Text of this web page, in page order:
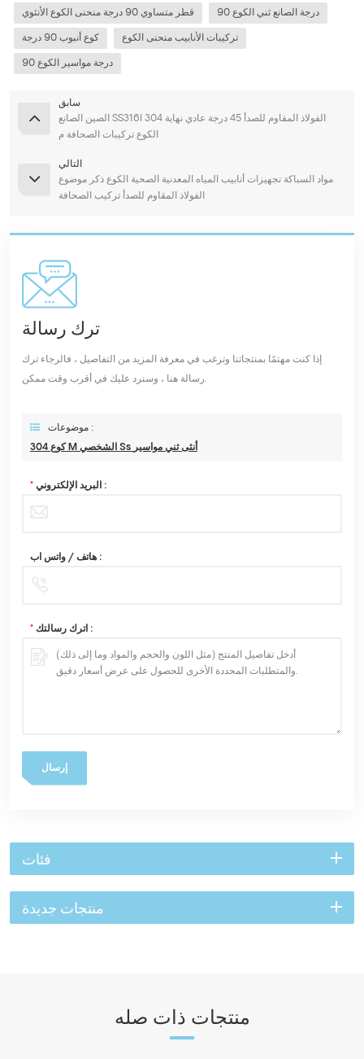
قطر متساوي 90 درجة منحنى الكوع الأنثوي 90 درجة الصانع ثني الكوع
كوع أنبوب 90 درجة تركيبات الأنابيب منحنى الكوع
90 درجة مواسير الكوع
سابق
الصين الصانع SS316l 304 الفولاذ المقاوم للصدأ 45 درجة عادي نهاية
الكوع تركيبات الصحافة م
التالي
مواد السباكة تجهيزات أنابيب المياه المعدنية الصحية الكوع ذكر موضوع
الفولاذ المقاوم للصدأ تركيب الصحافة
ترك رسالة
إذا كنت مهتمًا بمنتجاتنا وترغب في معرفة المزيد من التفاصيل ، فالرجاء ترك
رسالة هنا ، وسنرد عليك في أقرب وقت ممكن.
موضوعات :
304 كوع M الشخصي Ss أنثى ثني مواسير
* البريد الإلكتروني :
هاتف / واتس اب :
* اترك رسالتك :
إرسال
فئات
منتجات جديدة
منتجات ذات صله